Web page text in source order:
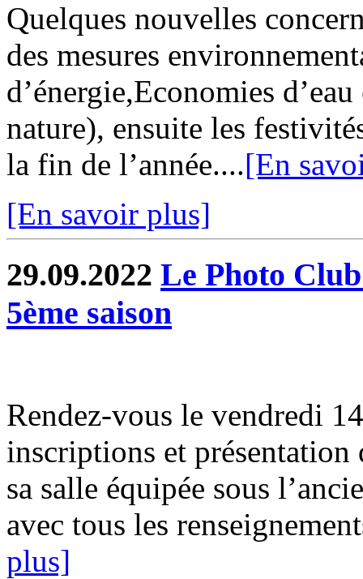
Quelques nouvelles
des mesures
d’énergie,Economies
nature), ensuite les
la fin de l’année....[En
[En savoir plus]
29.09.2022 Le Photo
5ème saison
Rendez-vous le vendredi
inscriptions et
sa salle équipée sous
avec tous les
plus]